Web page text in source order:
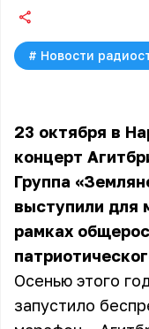
# Новости
23 октября в
концерт
Группа
выступили для
рамках
Осенью этого
запустило